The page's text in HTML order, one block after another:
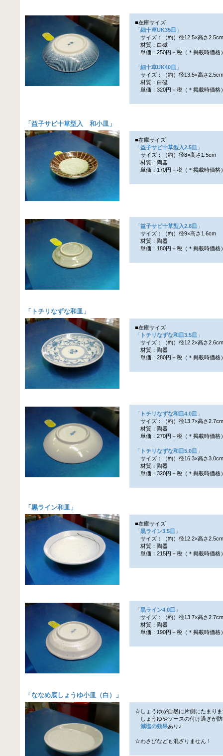
■在庫サイズ
「細十草UK35皿 」
サイズ：（約）径12.5×高さ
材質：白磁
単価：250円＋税（＊掲載時価格
「細十草UK40皿 」
サイズ：（約）径13.5×高さ
材質：白磁
単価：320円＋税（＊掲載時価格
「 益子サビ十草型入 和小皿 」
■在庫サイズ
「益子サビ十草型入2.5皿 」
サイズ：（約）径8×高さ1.5cm
材質：陶器
単価：170円＋税（＊掲載時価格
「益子サビ十草型入2.8皿 」
サイズ：（約）径9×高さ1.6cm
材質：陶器
単価：180円＋税（＊掲載時価格
「 トチリなずな和皿 」
■在庫サイズ
「 トチリなずな和皿3.5皿 」
サイズ：（約）径12.2×高さ
材質：陶器
単価：280円＋税（＊掲載時価格
「 トチリなずな和皿4.0皿 」
サイズ：（約）径13.7×高さ
材質：陶器
単価：270円＋税（＊掲載時価格
「 トチリなずな和皿5.0皿 」
サイズ：（約）径16.3×高さ
材質：陶器
単価：320円＋税（＊掲載時価格
「 黒ライン和皿 」
■在庫サイズ
「黒ライン3.5皿 」
サイズ：（約）径12.2×高さ
材質：陶器
単価：215円＋税（＊掲載時価格
「黒ライン4.0皿 」
サイズ：（約）径13.7×高さ
材質：陶器
単価：190円＋税（＊掲載時価格
「 ななめ底しょうゆ小皿（白） 」
☆しょうゆが自然に片側にたまり
しょうゆやソースの付け過ぎが
減塩の効果あり♪
☆わさびなども混ざりません！